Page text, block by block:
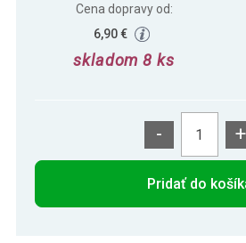
Cena dopravy od:
6,90 €
skladom 8 ks
- +
Pridať do